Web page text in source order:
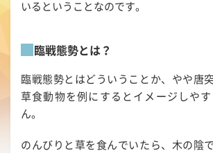
いるということなのです。
臨戦態勢とは？
臨戦態勢とはどういうことか、やや唐
草食動物を例にするとイメージしや
ん。
のんびりと草を食んでいたら、木の陰